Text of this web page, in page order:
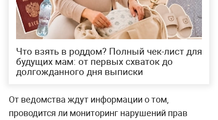
Что взять в роддом? Полный чек-лист для
будущих мам: от первых схваток до
долгожданного дня выписки
От ведомства ждут информации о том,
проводится ли мониторинг нарушений прав